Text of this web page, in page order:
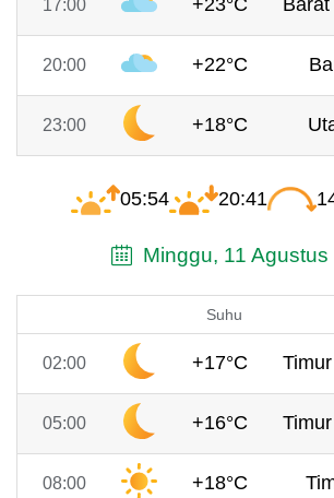
17:00 +23°C
20:00 +22°C
23:00 +18°C
05:54 20:41
Minggu, 11 Agustus
Suhu
02:00 +17°C
05:00 +16°C
08:00 +18°C